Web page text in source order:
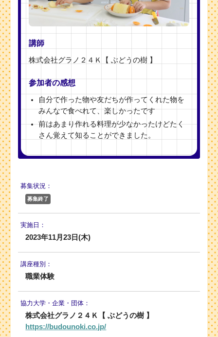
講師
株式会社グラノ２４Ｋ【 ぶどうの樹 】
参加者の感想
自分で作った物や友だちが作ってくれた物を
みんなで食べれて、楽しかったです
前はあまり作れる料理が少なかったけどたく
さん覚えて知ることができました。
募集状況：
募集終了
実施日：
2023年11月23日(木)
講座種別：
職業体験
協力大学・企業・団体：
株式会社グラノ２４Ｋ【 ぶどうの樹 】
https://budounoki.co.jp/